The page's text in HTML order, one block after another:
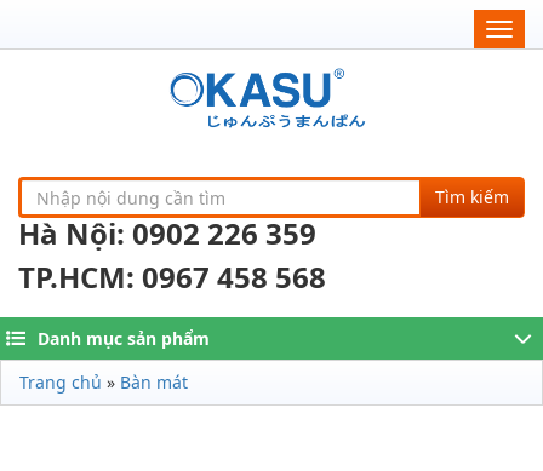
Tìm kiếm
Hà Nội: 0902 226 359
TP.HCM: 0967 458 568
Danh mục sản phẩm
Trang chủ » Bàn mát